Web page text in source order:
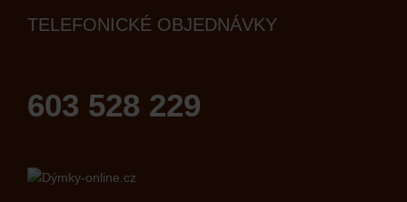
TELEFONICKÉ OBJEDNÁVKY
603 528 229